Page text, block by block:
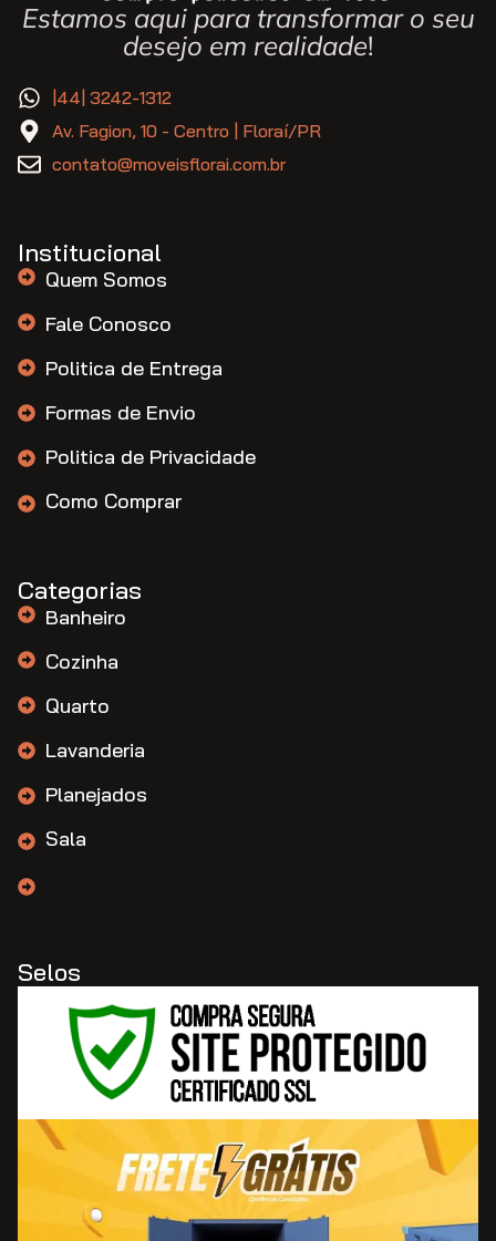
Estamos aqui para transformar o seu
desejo em realidade!
|44| 3242-1312
Av. Fagion, 10 - Centro | Floraí/PR
contato@moveisflorai.com.br
Institucional
Quem Somos
Fale Conosco
Politica de Entrega
Formas de Envio
Politica de Privacidade
Como Comprar
Categorias
Banheiro
Cozinha
Quarto
Lavanderia
Planejados
Sala
Selos